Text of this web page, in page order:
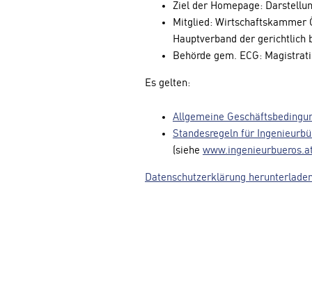
Ziel der Homepage:
Mitglied: Wirtschaftskammer
Hauptverband der gerichtlich
Behörde gem. ECG:
Es gelten:
Allgemeine
Standesregeln für
(siehe
Datenschutzerklärung